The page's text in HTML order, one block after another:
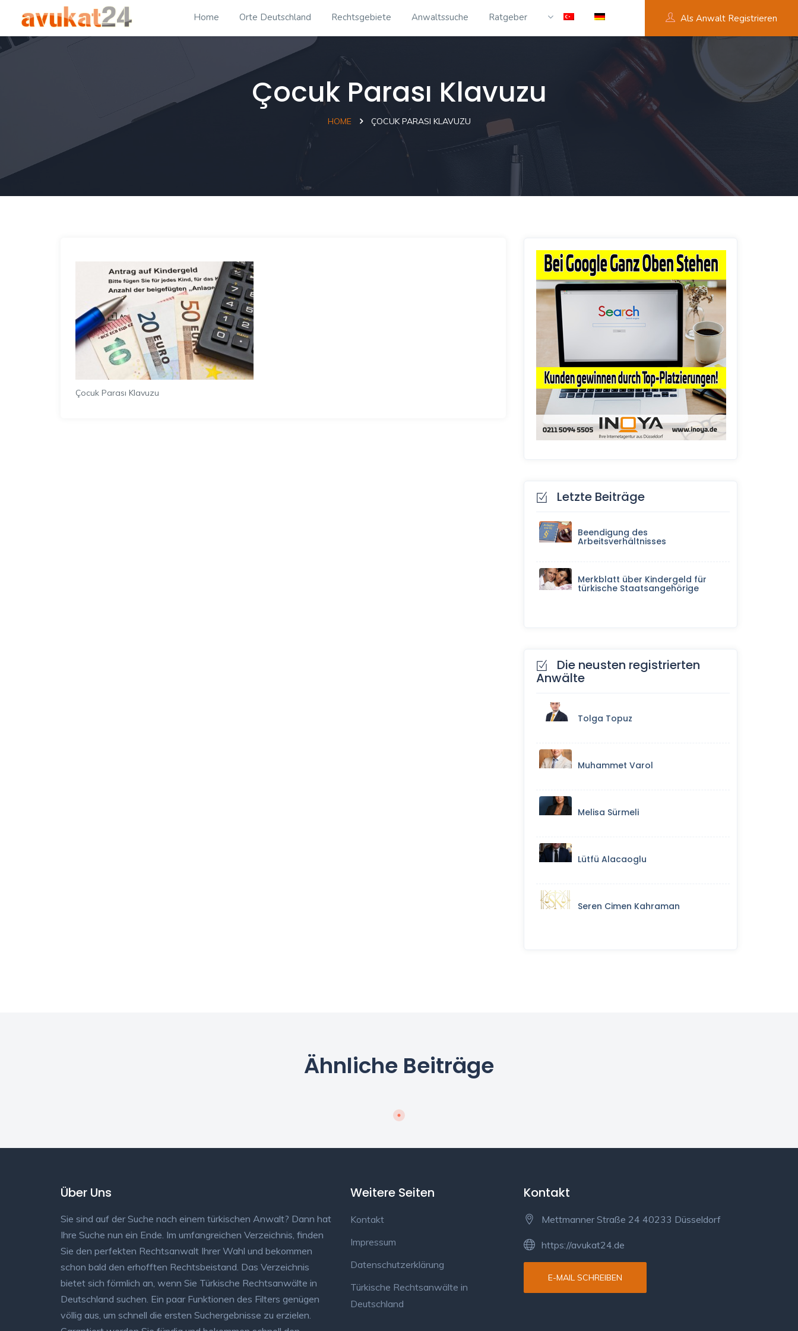
Home Orte Deutschland Rechtsgebiete Anwaltssuche Ratgeber Als Anwalt Registrieren
Çocuk Parası Klavuzu
HOME ÇOCUK PARASI KLAVUZU
Çocuk Parası Klavuzu
Letzte Beiträge
Beendigung des
Arbeitsverhältnisses
Merkblatt über Kindergeld für
türkische Staatsangehörige
Die neusten registrierten
Anwälte
Tolga Topuz
Muhammet Varol
Melisa Sürmeli
Lütfü Alacaoglu
Seren Cimen Kahraman
Ähnliche Beiträge
Über Uns
Sie sind auf der Suche nach einem türkischen Anwalt? Dann hat
Ihre Suche nun ein Ende. Im umfangreichen Verzeichnis, finden
Sie den perfekten Rechtsanwalt Ihrer Wahl und bekommen
schon bald den erhofften Rechtsbeistand. Das Verzeichnis
bietet sich förmlich an, wenn Sie Türkische Rechtsanwälte in
Deutschland suchen. Ein paar Funktionen des Filters genügen
völlig aus, um schnell die ersten Suchergebnisse zu erzielen.
Weitere Seiten
Kontakt
Impressum
Datenschutzerklärung
Türkische Rechtsanwälte in
Deutschland
Kontakt
Mettmanner Straße 24 40233 Düsseldorf
https://avukat24.de
E-MAIL SCHREIBEN